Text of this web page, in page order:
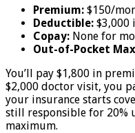
Premium: $150/
Deductible: $3,000
Copay: None for
Out-of-Pocket
You’ll pay $1,800 in
$2,000 doctor visit, you
your insurance starts
still responsible for 20%
maximum.